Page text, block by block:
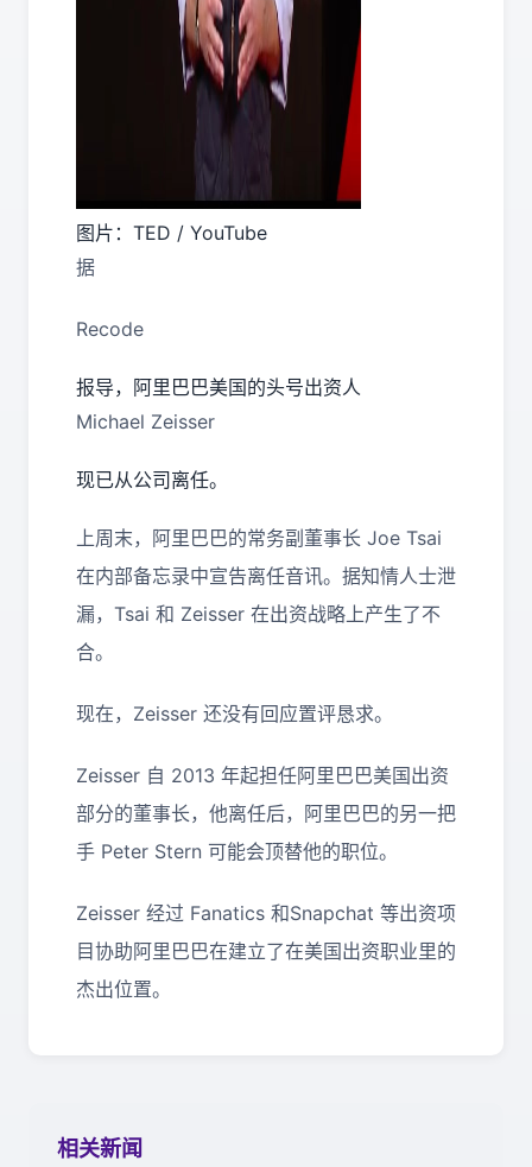
图片：TED / YouTube
据
Recode
报导，阿里巴巴美国的头号出资人
Michael Zeisser
现已从公司离任。
上周末，阿里巴巴的常务副董事长 Joe Tsai
在内部备忘录中宣告离任音讯。据知情人士泄
漏，Tsai 和 Zeisser 在出资战略上产生了不
合。
现在，Zeisser 还没有回应置评恳求。
Zeisser 自 2013 年起担任阿里巴巴美国出资
部分的董事长，他离任后，阿里巴巴的另一把
手 Peter Stern 可能会顶替他的职位。
Zeisser 经过 Fanatics 和Snapchat 等出资项
目协助阿里巴巴在建立了在美国出资职业里的
杰出位置。
相关新闻